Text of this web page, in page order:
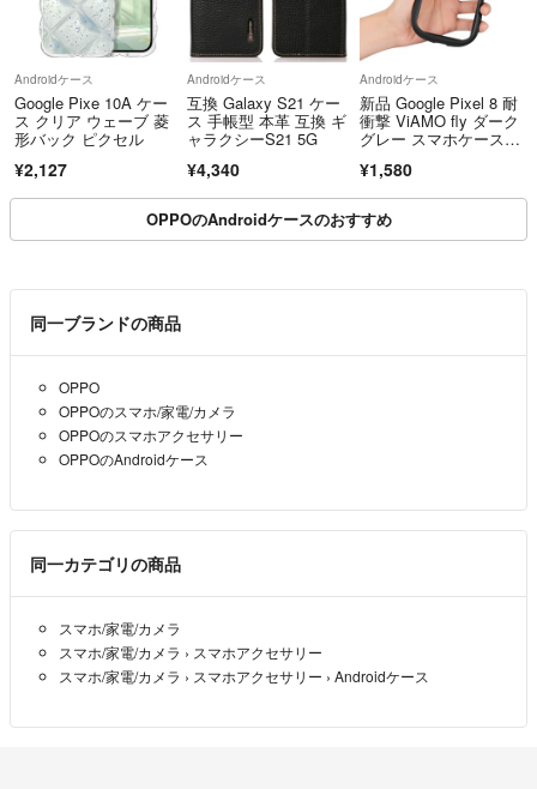
Androidケース
Google Pixe 10A ケー
ス クリア ウェーブ 菱
形バック ピクセル
¥2,127
Androidケース
互換 Galaxy S21 ケー
ス 手帳型 本革 互換 ギ
ャラクシーS21 5G
¥4,340
Androidケース
新品 Google Pixel 8 耐
衝撃 ViAMO fly ダーク
グレー スマホケース A
ット
¥1,580
OPPOのAndroidケースのおすすめ
同一ブランドの商品
OPPO
OPPOのスマホ/家電/カメラ
OPPOのスマホアクセサリー
OPPOのAndroidケース
同一カテゴリの商品
スマホ/家電/カメラ
スマホ/家電/カメラ › スマホアクセサリー
スマホ/家電/カメラ › スマホアクセサリー › Androidケース